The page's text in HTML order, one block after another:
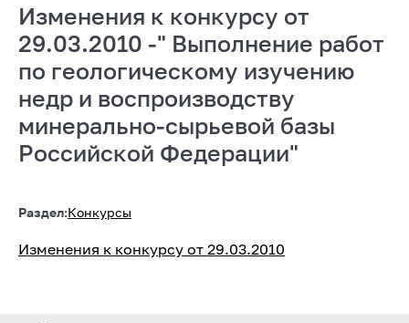
Изменения к конкурсу от
29.03.2010 -" Выполнение работ
по геологическому изучению
недр и воспроизводству
минерально-сырьевой базы
Российской Федерации"
Раздел:Конкурсы
Изменения к конкурсу от 29.03.2010